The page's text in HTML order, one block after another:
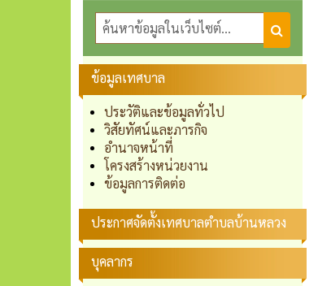
ข้อมูลเทศบาล
ประวัติและข้อมูลทั่วไป
วิสัยทัศน์และภารกิจ
อำนาจหน้าที่
โครงสร้างหน่วยงาน
ข้อมูลการติดต่อ
ประกาศจัดตั้งเทศบาลตำบลบ้านหลวง
บุคลากร